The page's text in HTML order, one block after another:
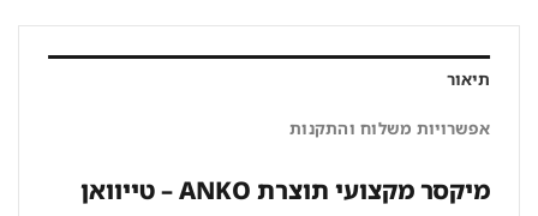
תיאור
אפשרויות משלוח והתקנות
מיקסר מקצועי תוצרת ANKO – טייוואן